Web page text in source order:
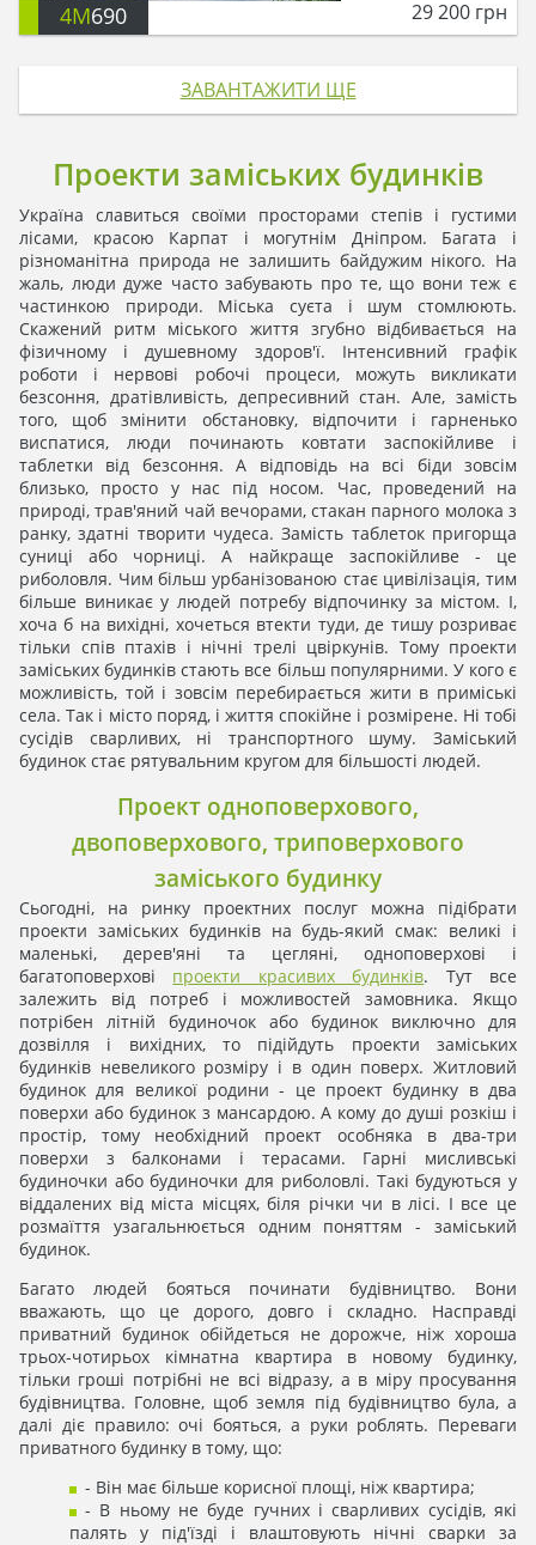
4M690 29 200 грн
ЗАВАНТАЖИТИ ЩЕ
Проекти заміських будинків
Україна славиться своїми просторами степів і густими
лісами, красою Карпат і могутнім Дніпром. Багата і
різноманітна природа не залишить байдужим нікого. На
жаль, люди дуже часто забувають про те, що вони теж є
частинкою природи. Міська суєта і шум стомлюють.
Скажений ритм міського життя згубно відбивається на
фізичному і душевному здоров'ї. Інтенсивний графік
роботи і нервові робочі процеси, можуть викликати
безсоння, дратівливість, депресивний стан. Але, замість
того, щоб змінити обстановку, відпочити і гарненько
виспатися, люди починають ковтати заспокійливе і
таблетки від безсоння. А відповідь на всі біди зовсім
близько, просто у нас під носом. Час, проведений на
природі, трав'яний чай вечорами, стакан парного молока з
ранку, здатні творити чудеса. Замість таблеток пригорща
суниці або чорниці. А найкраще заспокійливе - це
риболовля. Чим більш урбанізованою стає цивілізація, тим
більше виникає у людей потребу відпочинку за містом. І,
хоча б на вихідні, хочеться втекти туди, де тишу розриває
тільки спів птахів і нічні трелі цвіркунів. Тому проекти
заміських будинків стають все більш популярними. У кого є
можливість, той і зовсім перебирається жити в приміські
села. Так і місто поряд, і життя спокійне і розмірене. Ні тобі
сусідів сварливих, ні транспортного шуму. Заміський
будинок стає рятувальним кругом для більшості людей.
Проект одноповерхового,
двоповерхового, триповерхового
заміського будинку
Сьогодні, на ринку проектних послуг можна підібрати
проекти заміських будинків на будь-який смак: великі і
маленькі, дерев'яні та цегляні, одноповерхові і
багатоповерхові проекти красивих будинків. Тут все
залежить від потреб і можливостей замовника. Якщо
потрібен літній будиночок або будинок виключно для
дозвілля і вихідних, то підійдуть проекти заміських
будинків невеликого розміру і в один поверх. Житловий
будинок для великої родини - це проект будинку в два
поверхи або будинок з мансардою. А кому до душі розкіш і
простір, тому необхідний проект особняка в два-три
поверхи з балконами і терасами. Гарні мисливські
будиночки або будиночки для риболовлі. Такі будуються у
віддалених від міста місцях, біля річки чи в лісі. І все це
розмаїття узагальнюється одним поняттям - заміський
будинок.
Багато людей бояться починати будівництво. Вони
вважають, що це дорого, довго і складно. Насправді
приватний будинок обійдеться не дорожче, ніж хороша
трьох-чотирьох кімнатна квартира в новому будинку,
тільки гроші потрібні не всі відразу, а в міру просування
будівництва. Головне, щоб земля під будівництво була, а
далі діє правило: очі бояться, а руки роблять. Переваги
приватного будинку в тому, що:
- Він має більше корисної площі, ніж квартира;
- В ньому не буде гучних і сварливих сусідів, які
палять у під'їзді і влаштовують нічні сварки за